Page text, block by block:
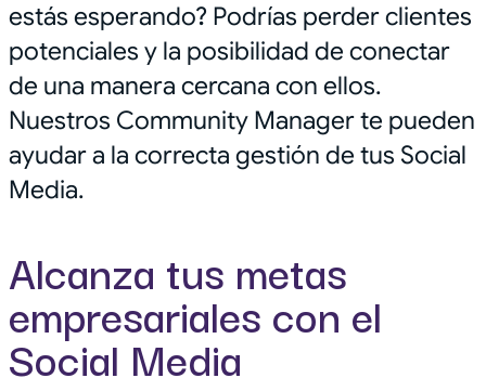
estás esperando? Podrías perder clientes
potenciales y la posibilidad de conectar
de una manera cercana con ellos.
Nuestros Community Manager te pueden
ayudar a la correcta gestión de tus Social
Media.
Alcanza tus metas
empresariales con el
Social Media